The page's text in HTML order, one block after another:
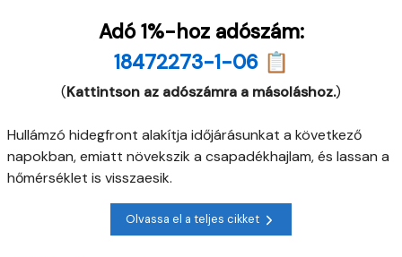
Adó 1%-hoz adószám:
18472273-1-06 📋
(Kattintson az adószámra a másoláshoz.)
Hullámzó hidegfront alakítja időjárásunkat a következő
napokban, emiatt növekszik a csapadékhajlam, és lassan a
hőmérséklet is visszaesik.
Olvassa el a teljes cikket